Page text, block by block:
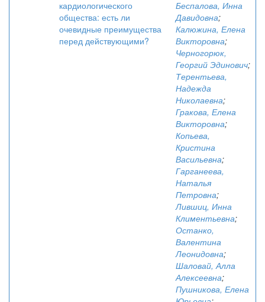
кардиологического
общества: есть ли
очевидные преимущества
перед действующими?
Беспалова, Инна
Давидовна;
Калюжина, Елена
Викторовна;
Черногорюк,
Георгий Эдинович;
Терентьева,
Надежда
Николаевна;
Гракова, Елена
Викторовна;
Копьева,
Кристина
Васильевна;
Гарганеева,
Наталья
Петровна;
Лившиц, Инна
Климентьевна;
Останко,
Валентина
Леонидовна;
Шаловай, Алла
Алексеевна;
Пушникова, Елена